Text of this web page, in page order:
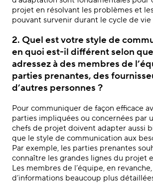
projet en résolvant les problèmes et
pouvant survenir durant le cycle de
2. Quel est votre style de
en quoi est-il différent selon
adressez à des membres de
parties prenantes, des
d’autres personnes ?
Pour communiquer de façon efficace
parties impliquées ou concernées par
chefs de projet doivent adapter aussi
que le style de communication aux
Par exemple, les parties prenantes
connaître les grandes lignes du projet
Les membres de l’équipe, en
d’informations beaucoup plus